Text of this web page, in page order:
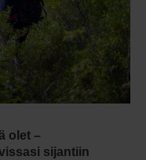
olet –
sijantiin